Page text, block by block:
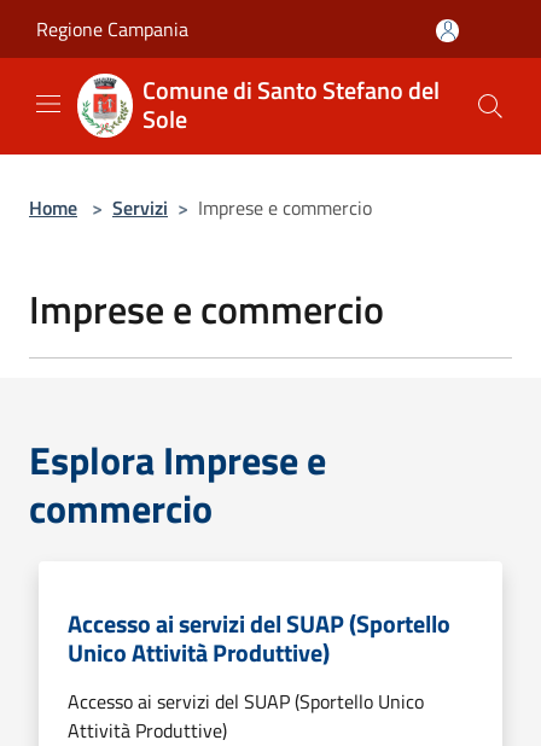
Regione Campania
Comune di Santo Stefano del
Sole
Home > Servizi > Imprese e commercio
Imprese e commercio
Esplora Imprese e
commercio
Accesso ai servizi del SUAP (Sportello
Unico Attività Produttive)
Accesso ai servizi del SUAP (Sportello Unico
Attività Produttive)